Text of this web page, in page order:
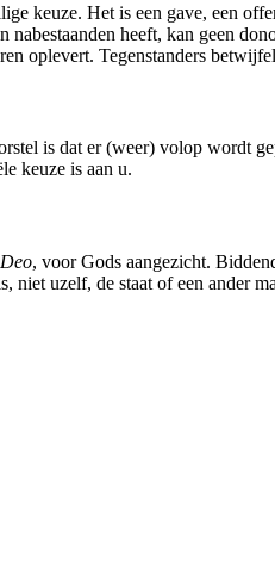
keuze. Het is een gave, een
nabestaanden heeft, kan geen
oplevert. Tegenstanders
is dat er (weer) volop wordt
keuze is aan u.
, voor Gods aangezicht.
niet uzelf, de staat of een ander